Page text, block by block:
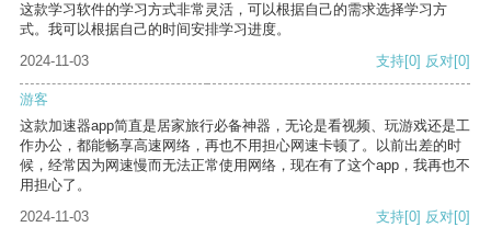
这款学习软件的学习方式非常灵活，可以根据自己的需求选择学习方
式。我可以根据自己的时间安排学习进度。
2024-11-03
支持[0] 反对[0]
游客
这款加速器app简直是居家旅行必备神器，无论是看视频、玩游戏还是工
作办公，都能畅享高速网络，再也不用担心网速卡顿了。以前出差的时
候，经常因为网速慢而无法正常使用网络，现在有了这个app，我再也不
用担心了。
2024-11-03
支持[0] 反对[0]